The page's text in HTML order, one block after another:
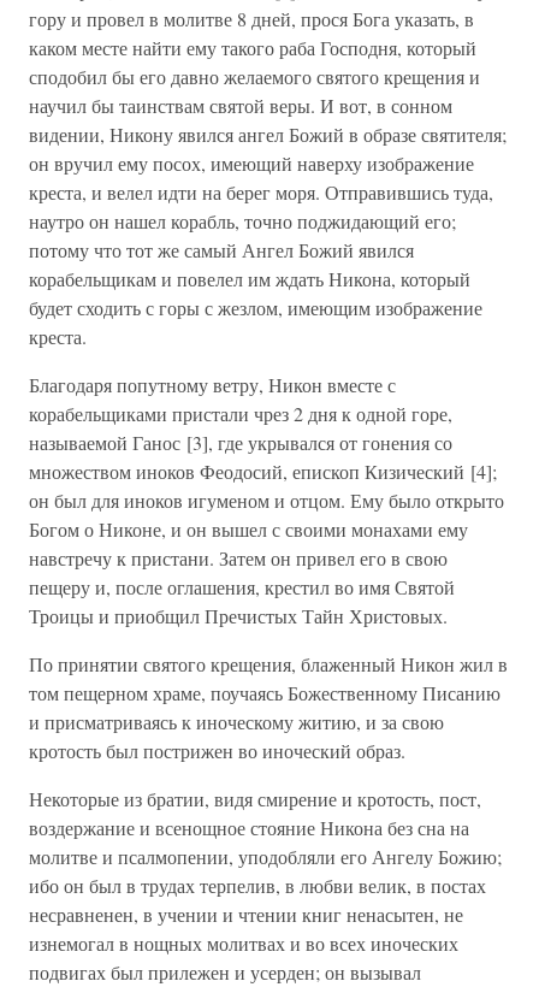
гору и провел в молитве 8 дней, прося Бога указать, в
каком месте найти ему такого раба Господня, который
сподобил бы его давно желаемого святого крещения и
научил бы таинствам святой веры. И вот, в сонном
видении, Никону явился ангел Божий в образе святителя;
он вручил ему посох, имеющий наверху изображение
креста, и велел идти на берег моря. Отправившись туда,
наутро он нашел корабль, точно поджидающий его;
потому что тот же самый Ангел Божий явился
корабельщикам и повелел им ждать Никона, который
будет сходить с горы с жезлом, имеющим изображение
креста.
Благодаря попутному ветру, Никон вместе с
корабельщиками пристали чрез 2 дня к одной горе,
называемой Ганос [3], где укрывался от гонения со
множеством иноков Феодосий, епископ Кизический [4];
он был для иноков игуменом и отцом. Ему было открыто
Богом о Никоне, и он вышел с своими монахами ему
навстречу к пристани. Затем он привел его в свою
пещеру и, после оглашения, крестил во имя Святой
Троицы и приобщил Пречистых Тайн Христовых.
По принятии святого крещения, блаженный Никон жил в
том пещерном храме, поучаясь Божественному Писанию
и присматриваясь к иноческому житию, и за свою
кротость был пострижен во иноческий образ.
Некоторые из братии, видя смирение и кротость, пост,
воздержание и всенощное стояние Никона без сна на
молитве и псалмопении, уподобляли его Ангелу Божию;
ибо он был в трудах терпелив, в любви велик, в постах
несравненен, в учении и чтении книг ненасытен, не
изнемогал в нощных молитвах и во всех иноческих
подвигах был прилежен и усерден; он вызывал